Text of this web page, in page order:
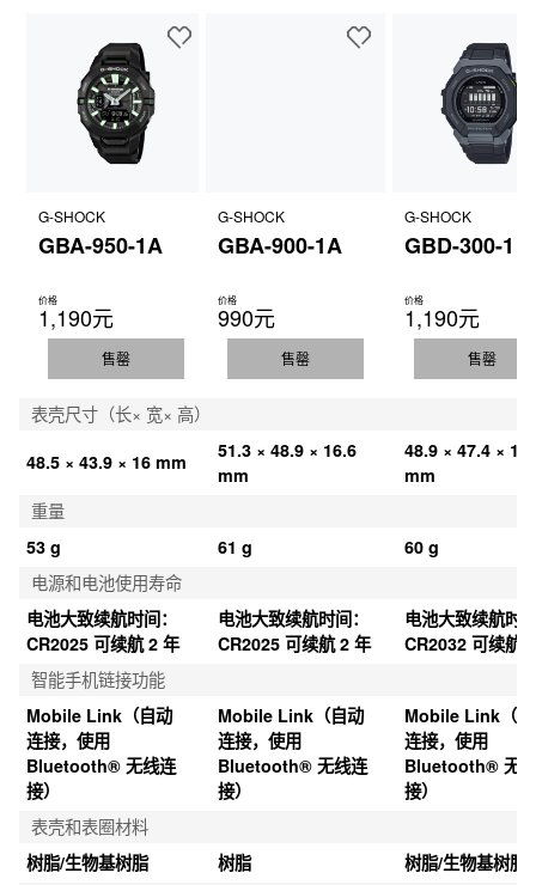
G-SHOCK
GBA-950-1A
价格
1,190元
售罄
G-SHOCK
GBA-900-1A
价格
990元
售罄
G-SHOCK
GBD-300-1
价格
1,190元
售罄
表壳尺寸（长× 宽× 高）
48.5 × 43.9 × 16 mm
51.3 × 48.9 × 16.6
mm
48.9 × 47.4 ×
mm
重量
53 g
61 g
60 g
电源和电池使用寿命
电池大致续航时间：
CR2025 可续航 2 年
电池大致续航时间：
CR2025 可续航 2 年
电池大致续航时
CR2032 可续航
智能手机链接功能
Mobile Link（自动
连接，使用
Bluetooth® 无线连
接）
Mobile Link（自动
连接，使用
Bluetooth® 无线连
接）
Mobile Link（
连接，使用
Bluetooth® 无
接）
表壳和表圈材料
树脂/生物基树脂
树脂
树脂/生物基树脂